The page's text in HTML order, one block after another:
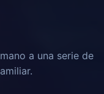
a una serie de